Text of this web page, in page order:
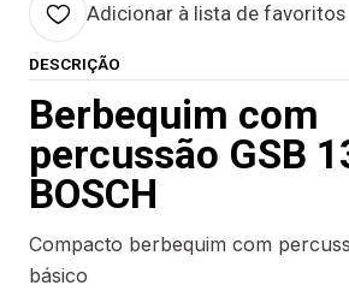
Adicionar à lista de favoritos
DESCRIÇÃO
Berbequim com
percussão GSB
BOSCH
Compacto berbequim com
básico